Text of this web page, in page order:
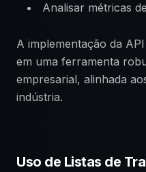
Analisar métricas
A implementação da
em uma ferramenta
empresarial, alinhada
indústria.
Uso de Listas de